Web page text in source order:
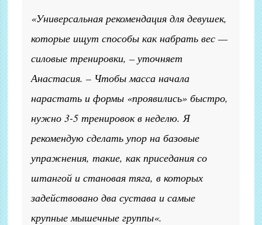
«Универсальная рекомендация для девушек,
которые ищут способы как набрать вес —
силовые тренировки, – уточняет
Анастасия. – Чтобы масса начала
нарастать и формы «проявились» быстро,
нужно 3-5 тренировок в неделю. Я
рекомендую сделать упор на базовые
упражнения, такие, как приседания со
штангой и становая тяга, в которых
задействовано два сустава и самые
крупные мышечные группы«.